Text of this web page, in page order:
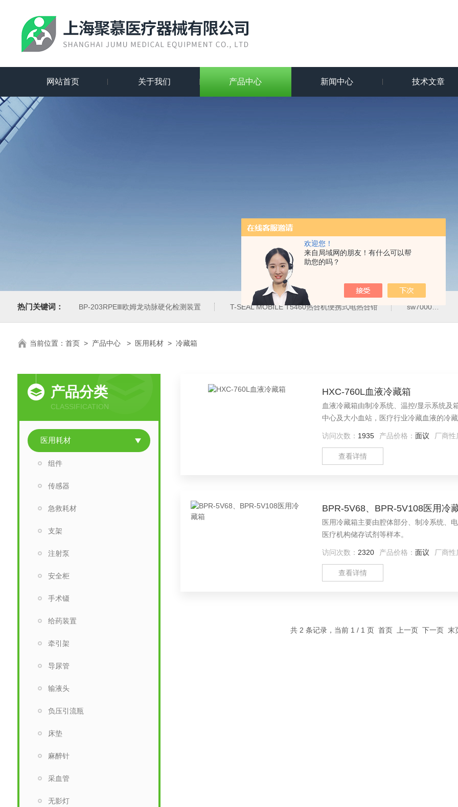
欢迎您！
来自局域网的朋友！有什么可以帮
助您的吗？
网站首页 关于我们 产品中心 新闻中心 技术文章
热门关键词： BP-203RPEⅢ欧姆龙动脉硬化检测装置 T-SEAL MOBILE T5460热合机便携式电热合钳 sw7000医用眼科索维角膜内皮细胞计
当前位置： 首页> 产品中心 > 医用耗材> 冷藏箱
产品分类
CLASSIFICATION
医用耗材
组件
传感器
急救耗材
支架
注射泵
安全柜
手术镊
给药装置
牵引架
导尿管
输液头
负压引流瓶
床垫
麻醉针
采血管
无影灯
HXC-760L血液冷藏箱
血液冷藏箱由制冷系统、温控/显示系统及
中心及大小血站，医疗行业冷藏血液的冷
访问次数： 1935 产品价格： 面议 厂商性
查看详情
BPR-5V68、BPR-5V108医用冷
医用冷藏箱主要由腔体部分、制冷系统
医疗机构储存试剂等样本。
访问次数： 2320 产品价格： 面议 厂商性
查看详情
共 2 条记录，当前 1 / 1 页 首页 上一页 下一页 末